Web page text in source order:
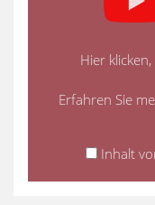
Hier
Erfahren Sie
Inhalt